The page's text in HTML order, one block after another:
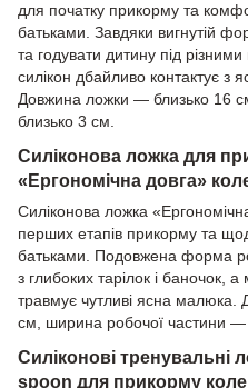
для початку прикорму та
батьками. Завдяки вигнутій
та годувати дитину під
силікон дбайливо контактує
Довжина ложки — близько 16
близько 3 см.
Силіконова ложка для
«Ергономічна довга»
Силіконова ложка
перших етапів прикорму та
батьками. Подовжена форма
з глибоких тарілок і баночок,
травмує чутливі ясна
см, ширина робочої частини —
Силіконові тренувальні
spoon для прикорму